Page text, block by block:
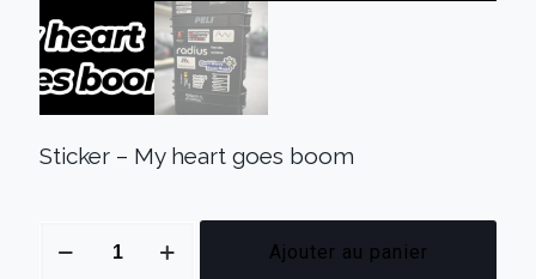
Sticker – My heart goes boom
Ajouter au panier